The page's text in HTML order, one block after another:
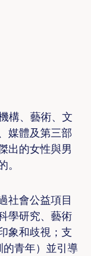
構、藝術、文
媒體及第三部
出的女性與男
。
社會公益項目
學研究、藝術
象和歧視；支
的青年）並引導